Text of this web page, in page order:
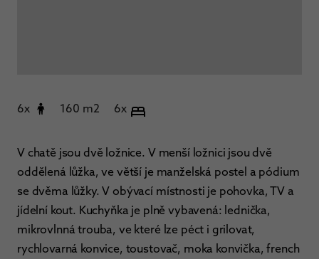
6x 160 m2 6x
V chatě jsou dvě ložnice. V menší ložnici jsou dvě
oddělená lůžka, ve větší je manželská postel a pódium
se dvěma lůžky. V obývací místnosti je pohovka, TV a
jídelní kout. Kuchyňka je plně vybavená: lednička,
mikrovlnná trouba, ve které lze péct i grilovat,
rychlovarná konvice, toustovač, moka konvička, french